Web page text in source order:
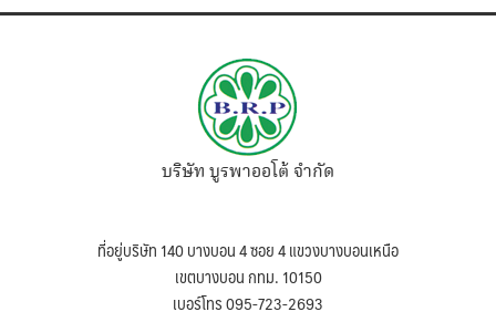
บริษัท บูรพาออโต้ จำกัด
ที่อยู่บริษัท 140 บางบอน 4 ซอย 4 แขวงบางบอนเหนือ
เขตบางบอน กทม. 10150
เบอร์โทร 095-723-2693